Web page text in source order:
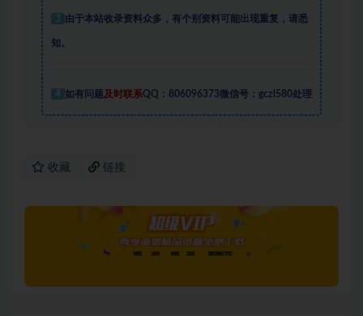
3 由于本站收录资料众多，有个别资料可能出现重复，请悉
知。
4 如有问题及时联系QQ：806096373微信号：gczl580处理
收藏 链接